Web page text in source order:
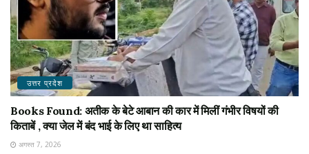
उत्तर प्रदेश
Books Found: अतीक के बेटे आबान की कार में मिलीं गंभीर विषयों की
किताबें , क्या जेल में बंद भाई के लिए था साहित्य
अगस्त 7, 2026